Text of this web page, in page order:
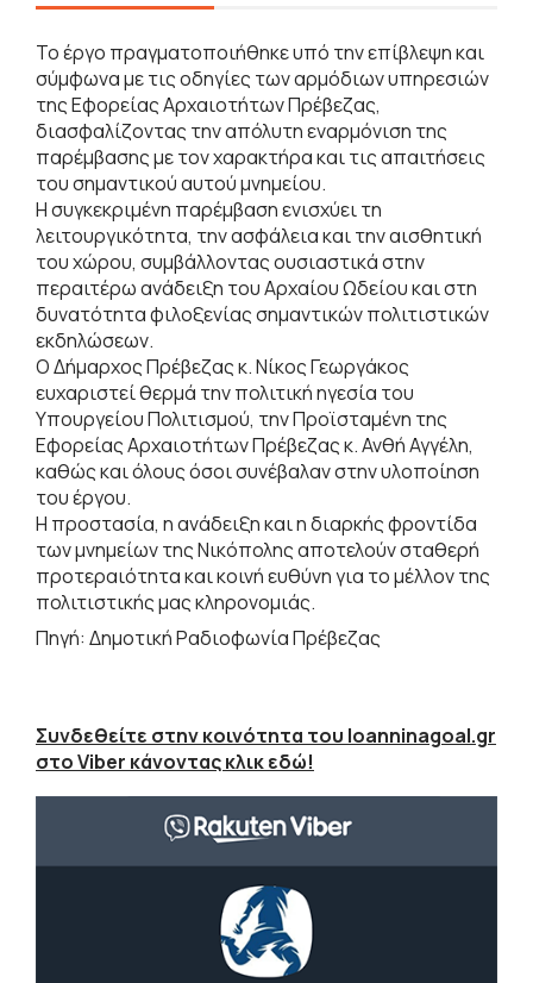
Το έργο πραγματοποιήθηκε υπό την επίβλεψη και
σύμφωνα με τις οδηγίες των αρμόδιων υπηρεσιών
της Εφορείας Αρχαιοτήτων Πρέβεζας,
διασφαλίζοντας την απόλυτη εναρμόνιση της
παρέμβασης με τον χαρακτήρα και τις απαιτήσεις
του σημαντικού αυτού μνημείου.
Η συγκεκριμένη παρέμβαση ενισχύει τη
λειτουργικότητα, την ασφάλεια και την αισθητική
του χώρου, συμβάλλοντας ουσιαστικά στην
περαιτέρω ανάδειξη του Αρχαίου Ωδείου και στη
δυνατότητα φιλοξενίας σημαντικών πολιτιστικών
εκδηλώσεων.
Ο Δήμαρχος Πρέβεζας κ. Νίκος Γεωργάκος
ευχαριστεί θερμά την πολιτική ηγεσία του
Υπουργείου Πολιτισμού, την Προϊσταμένη της
Εφορείας Αρχαιοτήτων Πρέβεζας κ. Ανθή Αγγέλη,
καθώς και όλους όσοι συνέβαλαν στην υλοποίηση
του έργου.
Η προστασία, η ανάδειξη και η διαρκής φροντίδα
των μνημείων της Νικόπολης αποτελούν σταθερή
προτεραιότητα και κοινή ευθύνη για το μέλλον της
πολιτιστικής μας κληρονομιάς.
Πηγή: Δημοτική Ραδιοφωνία Πρέβεζας
Συνδεθείτε στην κοινότητα του Ioanninagoal.gr
στο Viber κάνοντας κλικ εδώ!